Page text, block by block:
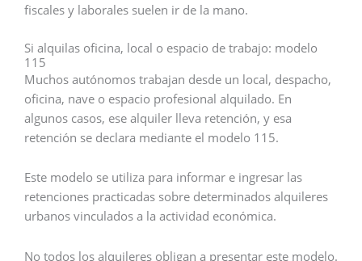
fiscales y laborales suelen ir de la mano.
Si alquilas oficina, local o espacio de trabajo: modelo
115
Muchos autónomos trabajan desde un local, despacho,
oficina, nave o espacio profesional alquilado. En
algunos casos, ese alquiler lleva retención, y esa
retención se declara mediante el modelo 115.
Este modelo se utiliza para informar e ingresar las
retenciones practicadas sobre determinados alquileres
urbanos vinculados a la actividad económica.
No todos los alquileres obligan a presentar este modelo.